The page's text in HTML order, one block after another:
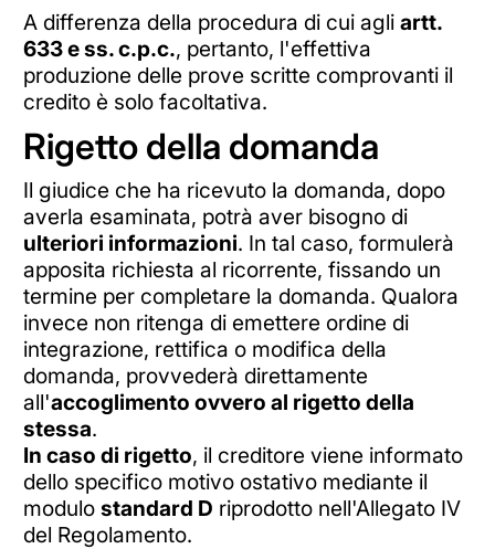
A differenza della procedura di cui agli artt.
633 e ss. c.p.c., pertanto, l'effettiva
produzione delle prove scritte comprovanti il
credito è solo facoltativa.
Rigetto della domanda
Il giudice che ha ricevuto la domanda, dopo
averla esaminata, potrà aver bisogno di
ulteriori informazioni. In tal caso, formulerà
apposita richiesta al ricorrente, fissando un
termine per completare la domanda. Qualora
invece non ritenga di emettere ordine di
integrazione, rettifica o modifica della
domanda, provvederà direttamente
all'accoglimento ovvero al rigetto della
stessa.
In caso di rigetto, il creditore viene informato
dello specifico motivo ostativo mediante il
modulo standard D riprodotto nell'Allegato IV
del Regolamento.